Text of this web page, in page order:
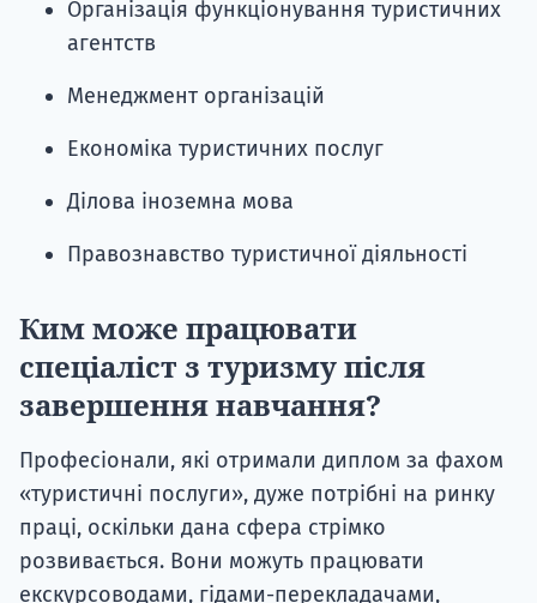
Організація функціонування туристичних
агентств
Менеджмент організацій
Економіка туристичних послуг
Ділова іноземна мова
Правознавство туристичної діяльності
Ким може працювати
спеціаліст з туризму після
завершення навчання?
Професіонали, які отримали диплом за фахом
«туристичні послуги», дуже потрібні на ринку
праці, оскільки дана сфера стрімко
розвивається. Вони можуть працювати
екскурсоводами, гідами-перекладачами,